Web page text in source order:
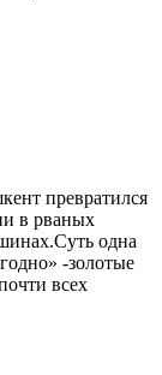
превратился
в рваных
одна
-золотые
всех